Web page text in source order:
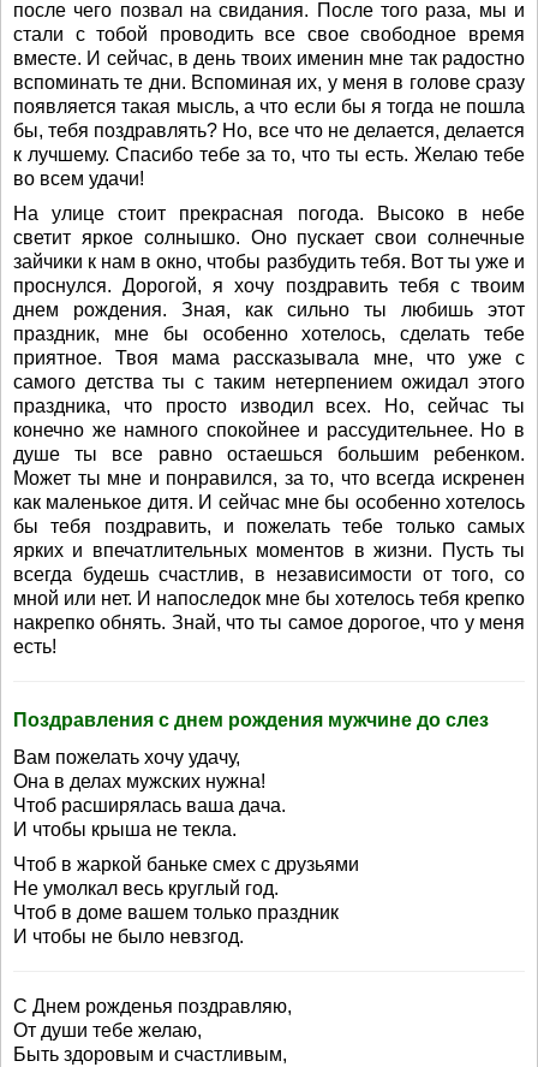
после чего позвал на свидания. После того раза, мы и
стали с тобой проводить все свое свободное время
вместе. И сейчас, в день твоих именин мне так радостно
вспоминать те дни. Вспоминая их, у меня в голове сразу
появляется такая мысль, а что если бы я тогда не пошла
бы, тебя поздравлять? Но, все что не делается, делается
к лучшему. Спасибо тебе за то, что ты есть. Желаю тебе
во всем удачи!
На улице стоит прекрасная погода. Высоко в небе
светит яркое солнышко. Оно пускает свои солнечные
зайчики к нам в окно, чтобы разбудить тебя. Вот ты уже и
проснулся. Дорогой, я хочу поздравить тебя с твоим
днем рождения. Зная, как сильно ты любишь этот
праздник, мне бы особенно хотелось, сделать тебе
приятное. Твоя мама рассказывала мне, что уже с
самого детства ты с таким нетерпением ожидал этого
праздника, что просто изводил всех. Но, сейчас ты
конечно же намного спокойнее и рассудительнее. Но в
душе ты все равно остаешься большим ребенком.
Может ты мне и понравился, за то, что всегда искренен
как маленькое дитя. И сейчас мне бы особенно хотелось
бы тебя поздравить, и пожелать тебе только самых
ярких и впечатлительных моментов в жизни. Пусть ты
всегда будешь счастлив, в независимости от того, со
мной или нет. И напоследок мне бы хотелось тебя крепко
накрепко обнять. Знай, что ты самое дорогое, что у меня
есть!
Поздравления с днем рождения мужчине до слез
Вам пожелать хочу удачу,
Она в делах мужских нужна!
Чтоб расширялась ваша дача.
И чтобы крыша не текла.
Чтоб в жаркой баньке смех с друзьями
Не умолкал весь круглый год.
Чтоб в доме вашем только праздник
И чтобы не было невзгод.
С Днем рожденья поздравляю,
От души тебе желаю,
Быть здоровым и счастливым,